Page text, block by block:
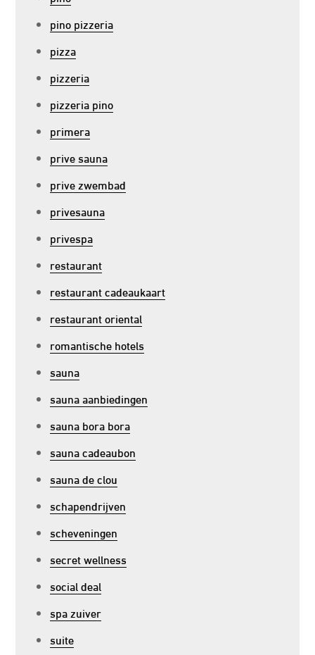
pino pizzeria
pizza
pizzeria
pizzeria pino
primera
prive sauna
prive zwembad
privesauna
privespa
restaurant
restaurant cadeaukaart
restaurant oriental
romantische hotels
sauna
sauna aanbiedingen
sauna bora bora
sauna cadeaubon
sauna de clou
schapendrijven
scheveningen
secret wellness
social deal
spa zuiver
suite